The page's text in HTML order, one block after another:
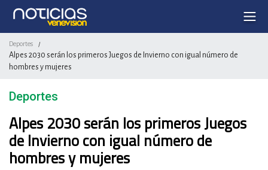
Deportes /
Alpes 2030 serán los primeros Juegos de Invierno con igual número de
hombres y mujeres
Deportes
Alpes 2030 serán los primeros Juegos
de Invierno con igual número de
hombres y mujeres